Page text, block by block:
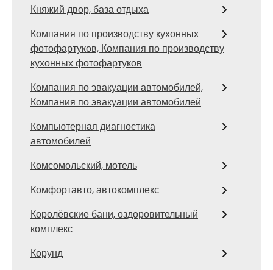
Княжий двор, база отдыха
Компания по производству кухонных
фотофартуков, Компания по производству
кухонных фотофартуков
Компания по эвакуации автомобилей,
Компания по эвакуации автомобилей
Компьютерная диагностика
автомобилей
Комсомольский, мотель
Комфортавто, автокомплекс
Королёвские бани, оздоровительный
комплекс
Корунд